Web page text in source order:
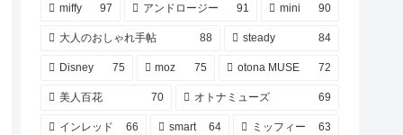
miffy 97 アンドロージー 91 mini 90
大人のおしゃれ手帖 88 steady 84
Disney 75 moz 75 otona MUSE 72
美人百花 70 オトナミューズ 69
インレッド 66 smart 64 ミッフィー 63